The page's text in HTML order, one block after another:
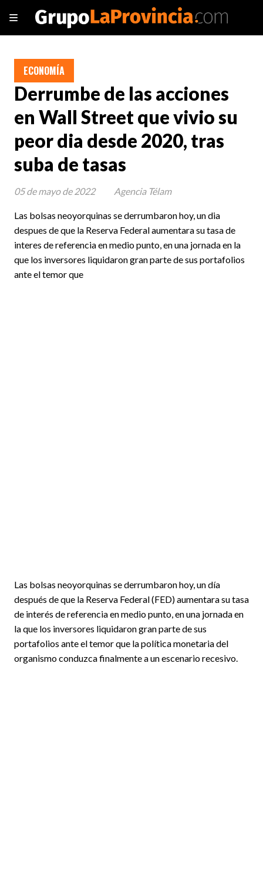
Derrumbe de las acciones
en Wall Street que vivio su
peor dia desde 2020, tras
suba de tasas
Las bolsas neoyorquinas se derrumbaron hoy, un dia
despues de que la Reserva Federal aumentara su tasa de
interes de referencia en medio punto, en una jornada en la
que los inversores liquidaron gran parte de sus portafolios
ante el temor que
ECONOMÍA
05 de mayo de 2022 Agencia Télam
Las bolsas neoyorquinas se derrumbaron hoy, un día
después de que la Reserva Federal (FED) aumentara su tasa
de interés de referencia en medio punto, en una jornada en
la que los inversores liquidaron gran parte de sus
portafolios ante el temor que la política monetaria del
organismo conduzca finalmente a un escenario recesivo.